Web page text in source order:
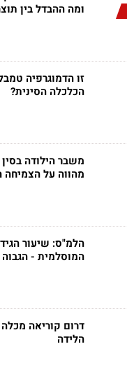
ומה ההבדל בין
זו הדמוגרפיה
הכלכלה הסינית?
משבר הילודה
מהווה על הצמיחה
הלמ"ס: שיעור
המוסלמית -
דרום קוריאה
הלידה